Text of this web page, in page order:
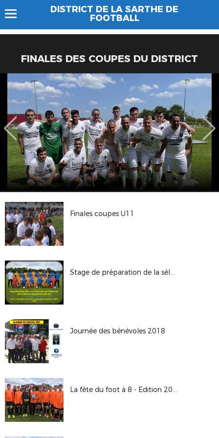
DISTRICT DE LA SARTHE DE
FOOTBALL
FINALES DES COUPES DU DISTRICT
Finales coupes U11
Stage de préparation de la sélection U16 (joueurs nés en 2002)
Journée des bénévoles 2018
La fête du foot à 8 - Edition 2018